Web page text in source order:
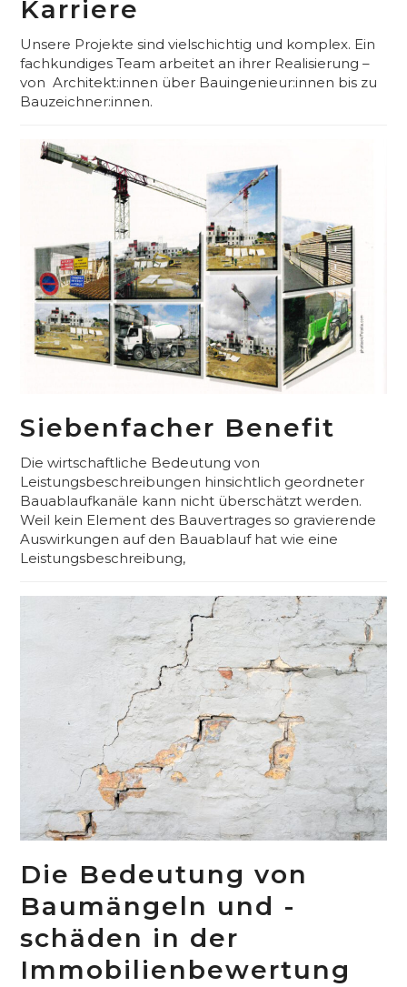
Karriere
Unsere Projekte sind vielschichtig und komplex. Ein
fachkundiges Team arbeitet an ihrer Realisierung –
von Architekt:innen über Bauingenieur:innen bis zu
Bauzeichner:innen.
Siebenfacher Benefit
Die wirtschaftliche Bedeutung von
Leistungsbeschreibungen hinsichtlich geordneter
Bauablaufkanäle kann nicht überschätzt werden.
Weil kein Element des Bauvertrages so gravierende
Auswirkungen auf den Bauablauf hat wie eine
Leistungsbeschreibung,
Die Bedeutung von
Baumängeln und -
schäden in der
Immobilienbewertung